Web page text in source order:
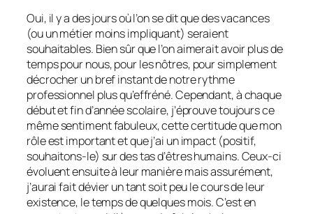
Oui, il y a des jours où l’on se dit que des vacances
(ou un métier moins impliquant) seraient
souhaitables. Bien sûr que l’on aimerait avoir plus de
temps pour nous, pour les nôtres, pour simplement
décrocher un bref instant de notre rythme
professionnel plus qu’effréné. Cependant, à chaque
début et fin d’année scolaire, j’éprouve toujours ce
même sentiment fabuleux, cette certitude que mon
rôle est important et que j’ai un impact (positif,
souhaitons-le) sur des tas d’êtres humains. Ceux-ci
évoluent ensuite à leur manière mais assurément,
j’aurai fait dévier un tant soit peu le cours de leur
existence, le temps de quelques mois. C’est en